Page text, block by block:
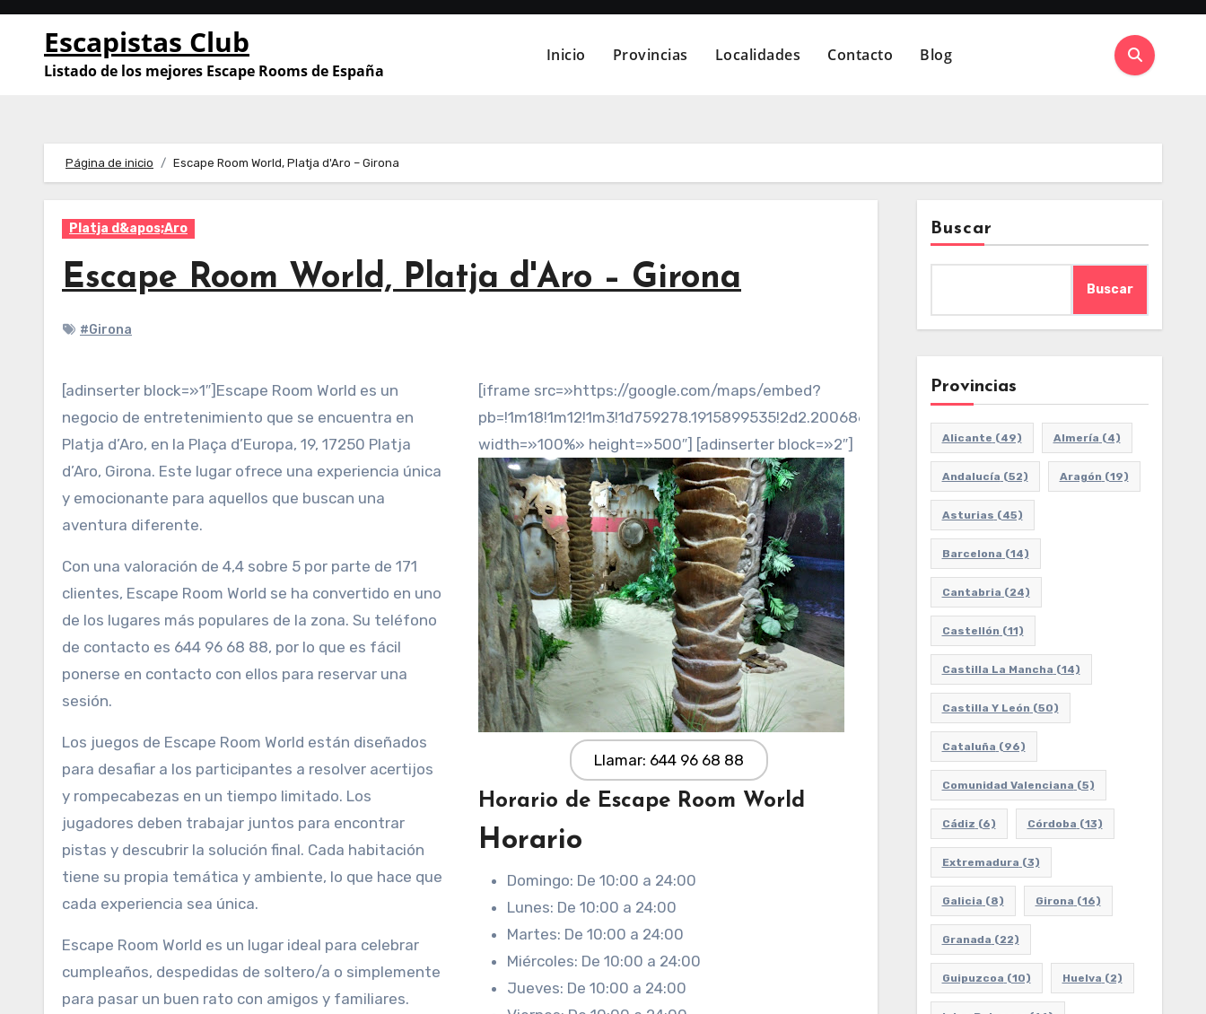
Saltar
contenido
Escapistas Club
Listado de los mejores Escape Rooms de España
Inicio Provincias Localidades Contacto Blog
Página de inicio Escape Room World, Platja d'Aro – Girona
Platja d&apos;Aro
Escape Room World, Platja d'Aro – Girona
#Girona
[adinserter block=»1″]Escape Room World es un
negocio de entretenimiento que se encuentra en
Platja d’Aro, en la Plaça d’Europa, 19, 17250 Platja
d’Aro, Girona. Este lugar ofrece una experiencia única
y emocionante para aquellos que buscan una
aventura diferente.
Con una valoración de 4,4 sobre 5 por parte de 171
clientes, Escape Room World se ha convertido en uno
de los lugares más populares de la zona. Su teléfono
de contacto es 644 96 68 88, por lo que es fácil
ponerse en contacto con ellos para reservar una
sesión.
Los juegos de Escape Room World están diseñados
para desafiar a los participantes a resolver acertijos
y rompecabezas en un tiempo limitado. Los
jugadores deben trabajar juntos para encontrar
pistas y descubrir la solución final. Cada habitación
tiene su propia temática y ambiente, lo que hace que
cada experiencia sea única.
Escape Room World es un lugar ideal para celebrar
cumpleaños, despedidas de soltero/a o simplemente
para pasar un buen rato con amigos y familiares.
[iframe src=»https://google.com/maps/embed?
width=»100%» height=»500″] [adinserter block=»2″]
Llamar: 644 96 68 88
Horario de Escape Room World
Horario
Domingo: De 10:00 a 24:00
Lunes: De 10:00 a 24:00
Martes: De 10:00 a 24:00
Miércoles: De 10:00 a 24:00
Jueves: De 10:00 a 24:00
Buscar
Buscar
Provincias
Alicante (49) Almería (4)
Andalucía (52) Aragón (19)
Asturias (45)
Barcelona (14)
Cantabria (24)
Castellón (11)
Castilla La Mancha (14)
Castilla Y León (50)
Cataluña (96)
Comunidad Valenciana (5)
Cádiz (6) Córdoba (13)
Extremadura (3)
Galicia (8) Girona (16)
Granada (22)
Guipuzcoa (10) Huelva (2)